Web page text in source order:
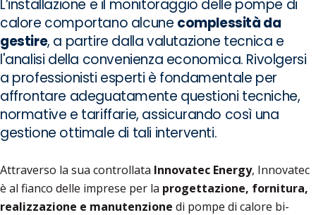
L’installazione e il monitoraggio delle pompe di
calore comportano alcune complessità da
gestire, a partire dalla valutazione tecnica e
l'analisi della convenienza economica. Rivolgersi
a professionisti esperti è fondamentale per
affrontare adeguatamente questioni tecniche,
normative e tariffarie, assicurando così una
gestione ottimale di tali interventi.
Attraverso la sua controllata Innovatec Energy, Innovatec
è al fianco delle imprese per la progettazione, fornitura,
realizzazione e manutenzione di pompe di calore bi-